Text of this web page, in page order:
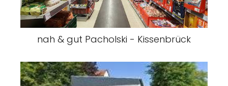
nah & gut Pacholski - Kissenbrück